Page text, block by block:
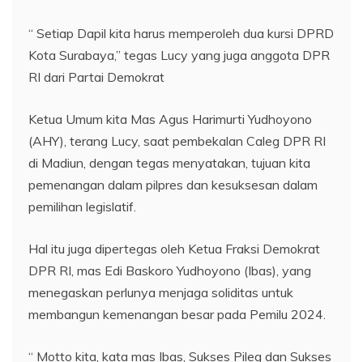
“ Setiap Dapil kita harus memperoleh dua kursi DPRD
Kota Surabaya,” tegas Lucy yang juga anggota DPR
RI dari Partai Demokrat
Ketua Umum kita Mas Agus Harimurti Yudhoyono
(AHY), terang Lucy, saat pembekalan Caleg DPR RI
di Madiun, dengan tegas menyatakan, tujuan kita
pemenangan dalam pilpres dan kesuksesan dalam
pemilihan legislatif.
Hal itu juga dipertegas oleh Ketua Fraksi Demokrat
DPR RI, mas Edi Baskoro Yudhoyono (Ibas), yang
menegaskan perlunya menjaga soliditas untuk
membangun kemenangan besar pada Pemilu 2024.
“ Motto kita, kata mas Ibas, Sukses Pileg dan Sukses